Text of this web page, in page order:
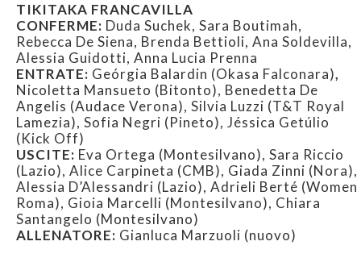
TIKITAKA FRANCAVILLA
CONFERME: Duda Suchek, Sara Boutimah,
Rebecca De Siena, Brenda Bettioli, Ana Soldevilla,
Alessia Guidotti, Anna Lucia Prenna
ENTRATE: Geórgia Balardin (Okasa Falconara),
Nicoletta Mansueto (Bitonto), Benedetta De
Angelis (Audace Verona), Silvia Luzzi (T&T Royal
Lamezia), Sofia Negri (Pineto), Jéssica Getúlio
(Kick Off)
USCITE: Eva Ortega (Montesilvano), Sara Riccio
(Lazio), Alice Carpineta (CMB), Giada Zinni (Nora),
Alessia D’Alessandri (Lazio), Adrieli Berté (Women
Roma), Gioia Marcelli (Montesilvano), Chiara
Santangelo (Montesilvano)
ALLENATORE: Gianluca Marzuoli (nuovo)